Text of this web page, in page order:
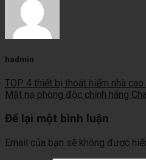
hadmin
TOP 4 thiết bị thoát hiểm nhà
Mặt nạ phòng độc chính hãng
Để lại một bình luận
Email của bạn sẽ không được